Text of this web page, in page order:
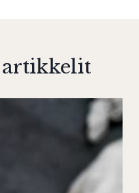
artikkelit